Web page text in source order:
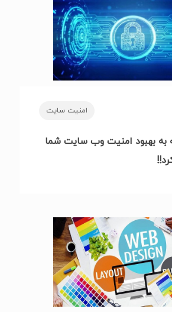
امنیت سایت
به بهبود امنیت وب سایت شما